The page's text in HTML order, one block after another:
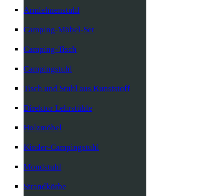
Armlehnenstuhl
Camping-Möbel-Set
Camping-Tisch
Campingstuhl
Tisch und Stuhl aus Kunststoff
Direktor Lehrstühle
Holzmöbel
Kinder-Campingstuhl
Mondstuhl
Strandkörbe